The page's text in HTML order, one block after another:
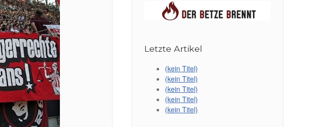
Letzte Artikel
(kein Titel)
(kein Titel)
(kein Titel)
(kein Titel)
(kein Titel)